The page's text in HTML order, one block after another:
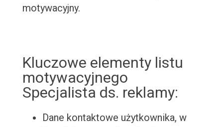
motywacyjny.
Kluczowe elementy listu
motywacyjnego
Specjalista ds. reklamy:
Dane kontaktowe użytkownika, w